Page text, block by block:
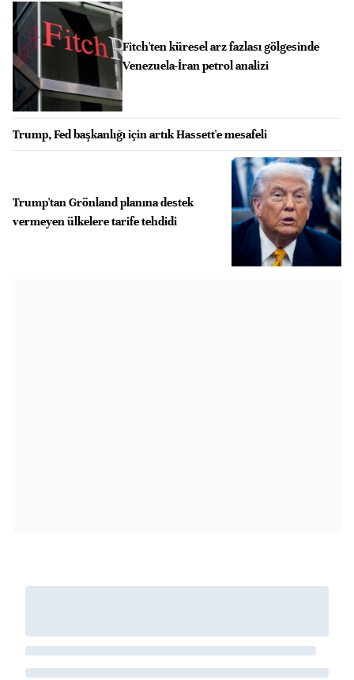
Fitch'ten küresel arz fazlası gölgesinde
Venezuela-İran petrol analizi
Trump, Fed başkanlığı için artık Hassett'e mesafeli
Trump'tan Grönland planına destek
vermeyen ülkelere tarife tehdidi